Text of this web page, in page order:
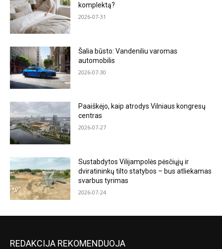
komplektą?
2026-07-31
Šalia būsto: Vandeniliu varomas
automobilis
2026-07-30
Paaiškėjo, kaip atrodys Vilniaus kongresų
centras
2026-07-27
Sustabdytos Vilijampolės pėsčiųjų ir
dviratininkų tilto statybos – bus atliekamas
svarbus tyrimas
2026-07-24
REDAKCIJA REKOMENDUOJA